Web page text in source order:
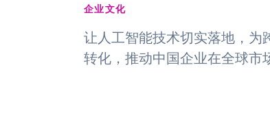
企业文化
让人工智能技术切实落地，为
转化，推动中国企业在全球市